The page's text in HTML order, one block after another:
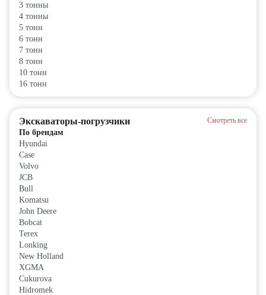
3 тонны
4 тонны
5 тонн
6 тонн
7 тонн
8 тонн
10 тонн
16 тонн
Экскаваторы-погрузчики Смотреть все
По брендам
Hyundai
Case
Volvo
JCB
Bull
Komatsu
John Deere
Bobcat
Terex
Lonking
New Holland
XGMA
Cukurova
Hidromek